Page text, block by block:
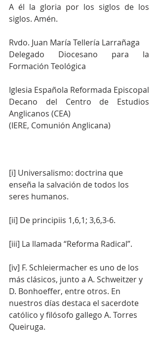
A él la gloria por los siglos de los
siglos. Amén.
Rvdo. Juan María Tellería Larrañaga
Delegado Diocesano para la
Formación Teológica
Iglesia Española Reformada Episcopal
Decano del Centro de Estudios
Anglicanos (CEA)
(IERE, Comunión Anglicana)
[i] Universalismo: doctrina que
enseña la salvación de todos los
seres humanos.
[ii] De principiis 1,6,1; 3,6,3-6.
[iii] La llamada “Reforma Radical”.
[iv] F. Schleiermacher es uno de los
más clásicos, junto a A. Schweitzer y
D. Bonhoeffer, entre otros. En
nuestros días destaca el sacerdote
católico y filósofo gallego A. Torres
Queiruga.